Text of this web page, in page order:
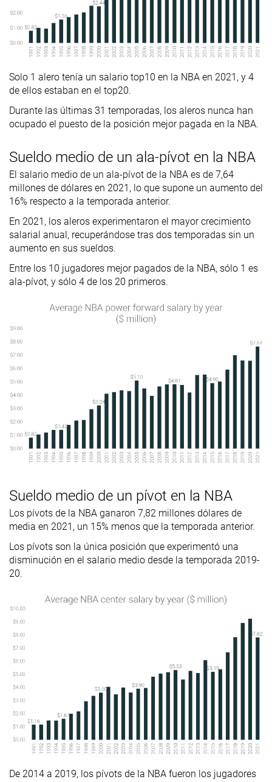
Solo 1 alero tenía un salario top10 en la NBA en 2021, y 4
de ellos estaban en el top20.
Durante las últimas 31 temporadas, los aleros nunca han
ocupado el puesto de la posición mejor pagada en la NBA.
Sueldo medio de un ala-pívot en la NBA
El salario medio de un ala-pívot de la NBA es de 7,64
millones de dólares en 2021, lo que supone un aumento del
16% respecto a la temporada anterior.
En 2021, los aleros experimentaron el mayor crecimiento
salarial anual, recuperándose tras dos temporadas sin un
aumento en sus sueldos.
Entre los 10 jugadores mejor pagados de la NBA, sólo 1 es
ala-pívot, y sólo 4 de los 20 primeros.
Sueldo medio de un pívot en la NBA
Los pívots de la NBA ganaron 7,82 millones dólares de
media en 2021, un 15% menos que la temporada anterior.
Los pívots son la única posición que experimentó una
disminución en el salario medio desde la temporada 2019-
20.
De 2014 a 2019, los pívots de la NBA fueron los jugadores